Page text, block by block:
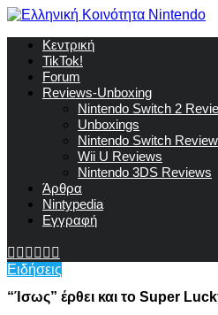
Κεντρική
TikTok!
Forum
Reviews-Unboxing
Nintendo Switch 2
Unboxings
Nintendo Switch
Wii U Reviews
Nintendo 3DS Reviews
Άρθρα
Nintypedia
Εγγραφή
Ειδήσεις
“Ίσως” έρθει και το Super